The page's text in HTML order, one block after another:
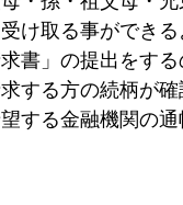
け取る事ができる
書」の提出をする
する方の続柄が
する金融機関の